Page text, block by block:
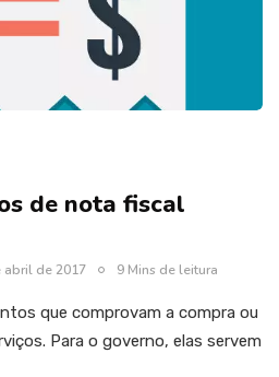
de nota fiscal
abril de 2017 9 Mins de leitura
que comprovam a compra ou
Para o governo, elas servem